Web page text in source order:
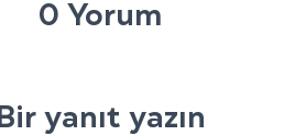
0 Yorum
Bir yanıt yazın